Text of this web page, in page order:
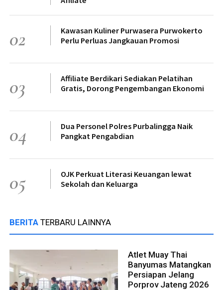
02
Kawasan Kuliner Purwasera Purwokerto
Perlu Perluas Jangkauan Promosi
03
Affiliate Berdikari Sediakan Pelatihan
Gratis, Dorong Pengembangan Ekonomi
04
Dua Personel Polres Purbalingga Naik
Pangkat Pengabdian
05
OJK Perkuat Literasi Keuangan lewat
Sekolah dan Keluarga
BERITA TERBARU LAINNYA
Atlet Muay Thai
Banyumas Matangkan
Persiapan Jelang
Porprov Jateng 2026